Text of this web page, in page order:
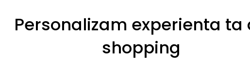
Personalizam experienta ta
shopping
Detalii tehnice Recenzii